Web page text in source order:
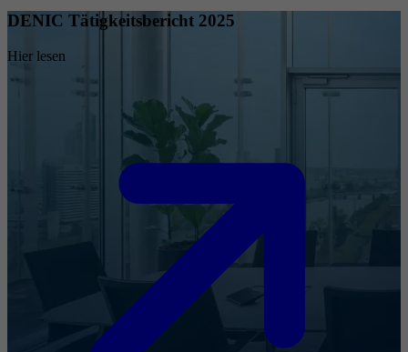
DENIC Tätigkeitsbericht 2025
Hier lesen